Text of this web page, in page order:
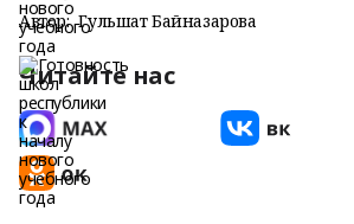
Автор: Гульшат Байназарова
Читайте нас